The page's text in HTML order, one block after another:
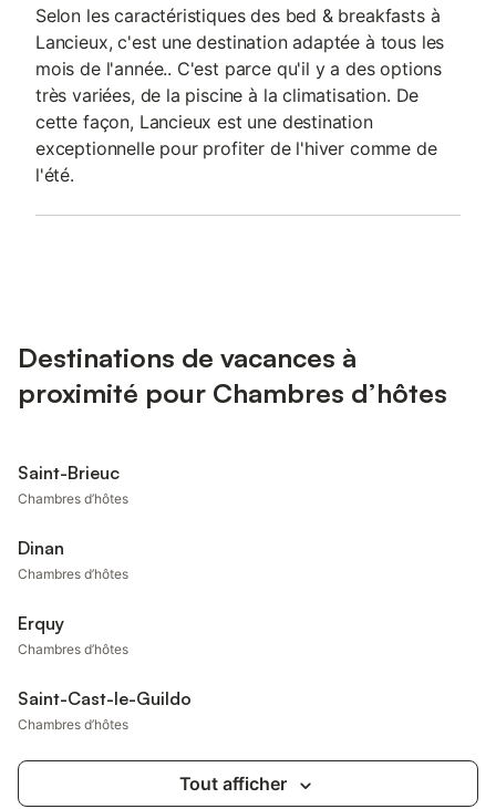
Selon les caractéristiques des bed & breakfasts à
Lancieux, c'est une destination adaptée à tous les
mois de l'année.. C'est parce qu'il y a des options
très variées, de la piscine à la climatisation. De
cette façon, Lancieux est une destination
exceptionnelle pour profiter de l'hiver comme de
l'été.
Destinations de vacances à
proximité pour Chambres d’hôtes
Saint-Brieuc
Chambres d’hôtes
Dinan
Chambres d’hôtes
Erquy
Chambres d’hôtes
Saint-Cast-le-Guildo
Chambres d’hôtes
Tout afficher